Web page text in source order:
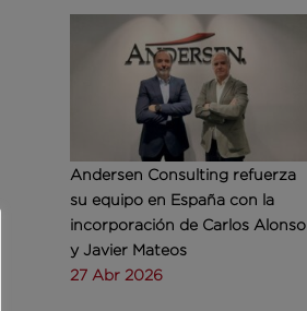
Andersen Consulting refuerza
su equipo en España con la
incorporación de Carlos Alonso
y Javier Mateos
27 Abr 2026